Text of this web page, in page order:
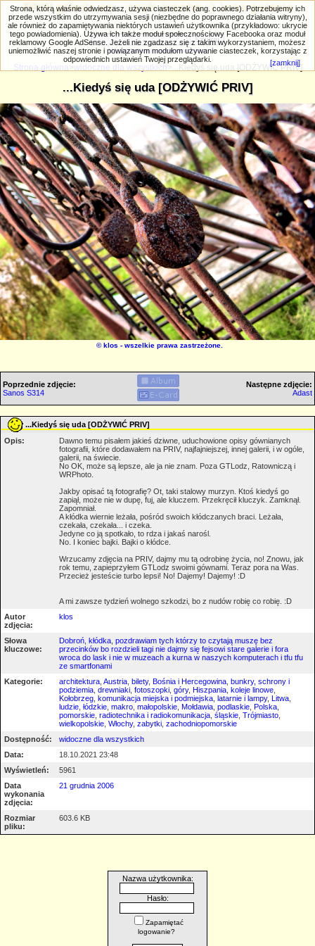
PRIV.gtlodz.eu - czyli trochę ;) inna galeria
Wyszukiwanie zaawansowane
Strona główna widoczne dla wszystkich >...Kiedyś się uda [ODŻYWIĆ PRIV]
...Kiedyś się uda [ODŻYWIĆ PRIV]
©klos - wszelkie prawa zastrzeżone.
Poprzednie zdjęcie:
Sanos S314
Następne zdjęcie:
Adast
...Kiedyś się uda [ODŻYWIĆ PRIV]
Opis:
Dawno temu pisałem jakieś dziwne, uduchowione opisy gównianych
fotografii, które dodawałem na PRIV, najfajniejszej, innej galerii, i w ogóle,
galerii, na świecie.
No OK, może są lepsze, ale ja nie znam. Poza GTLodz, Ratowniczą i
WRPhoto.
Jakby opisać tą fotografię? Ot, taki stalowy murzyn. Ktoś kiedyś go
zapiął, może nie w dupę, fuj, ale kluczem. Przekręcił kluczyk. Zamknął.
Zapomniał.
A kłódka wiernie leżała, pośród swoich kłódczanych braci. Leżała,
czekała, czekała... i czeka.
Jedyne co ją spotkało, to rdza i jakaś narośl.
No. I koniec bajki. Bajki o kłódce.
Wrzucamy zdjęcia na PRIV, dajmy mu tą odrobinę życia, no! Znowu, jak
rok temu, zapieprzyłem GTLodz swoimi gównami. Teraz pora na Was.
Przecież jesteście turbo lepsi! No! Dajemy! Dajemy! :D
A mi zawsze tydzień wolnego szkodzi, bo z nudów robię co robię. :D
Autor
zdjęcia:
klos
Słowa
kluczowe:
Dobroń kłódka pozdrawiam tych którzy to czytają muszę bez
przecinków bo rozdzieli tagi nie dajmy się fejsowi stare galerie i fora
wroca do lask i nie w muzeach a kurna w naszych komputerach i tfu tfu
ze smartfonami
Kategorie:
architektura Austria bilety, Bośnia i Hercegowina bunkry, schrony i
podziemia drewniaki fotoszopki góry, Hiszpania koleje linowe
Kołobrzeg komunikacja miejska i podmiejska latarnie i lampy, Litwa
ludzie łódzkie makro małopolskie Mołdawia podlaskie Polska
pomorskie radiotechnika i radiokomunikacja śląskie Trójmiasto
wielkopolskie Włochy, zabytki zachodniopomorskie
Dostępność:
widoczne dla wszystkich
Data:
18.10.2021 23:48
Wyświetleń:
5961
Data
wykonania
zdjęcia:
21 grudnia 2006
Rozmiar
pliku:
603.6 KB
Nazwa użytkownika:
Hasło:
Zapamiętać
logowanie?
Strona, którą właśnie odwiedzasz, używa ciasteczek (ang. cookies). Potrzebujemy ich
przede wszystkim do utrzymywania sesji (niezbędne do poprawnego działania witryny),
ale również do zapamiętywania niektórych ustawień użytkownika (przykładowo: ukrycie
tego powiadomienia). Używa ich także moduł społecznościowy Facebooka oraz moduł
reklamowy Google AdSense. Jeżeli nie zgadzasz się z takim wykorzystaniem, możesz
uniemożliwić naszej stronie i powiązanym modułom używanie ciasteczek, korzystając z
odpowiednich ustawień Twojej przeglądarki.
[zamknij]